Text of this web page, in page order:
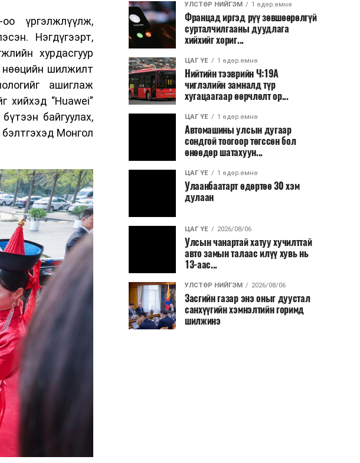
үргэлжлүүлж,
Нэгдүгээрт,
хурдасгуур
нөөцийн шилжилт
ашиглаж
хийхэд “Huawei”
байгуулах,
Монгол
УЛСТӨР НИЙГЭМ 1 өдөр.өмнө
Францад иргэд рүү зөвшөөрөлгүй
сурталчилгааны дуудлага
хийхийг хориг...
ЦАГ ҮЕ 1 өдөр.өмнө
Нийтийн тээврийн Ч:19А
чиглэлийн замналд түр
хугацаагаар өөрчлөлт ор...
ЦАГ ҮЕ 1 өдөр.өмнө
Автомашины улсын дугаар
сондгой тоогоор төгссөн бол
өнөөдөр шатахуун...
ЦАГ ҮЕ 1 өдөр.өмнө
Улаанбаатарт өдөртөө 30 хэм
дулаан
ЦАГ ҮЕ 2026/08/06
Улсын чанартай хатуу хучилттай
авто замын талаас илүү хувь нь
13-аас...
УЛСТӨР НИЙГЭМ 2026/08/06
Засгийн газар энэ оныг дуустал
санхүүгийн хэмнэлтийн горимд
шилжинэ